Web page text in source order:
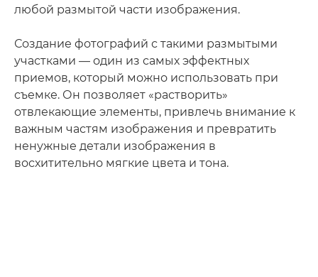
любой размытой части изображения.
Создание фотографий с такими размытыми
участками — один из самых эффектных
приемов, который можно использовать при
съемке. Он позволяет «растворить»
отвлекающие элементы, привлечь внимание к
важным частям изображения и превратить
ненужные детали изображения в
восхитительно мягкие цвета и тона.